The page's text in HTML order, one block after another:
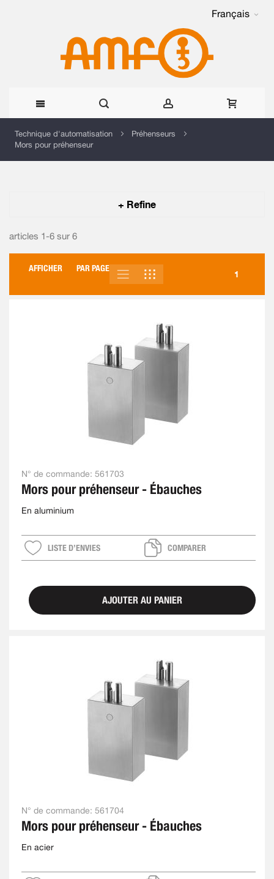
Français
Allez
Technique d'automatisation
Préhenseurs
Mors pour préhenseur
+ Refine
articles 1-6 sur 6
AFFICHER PAR PAGE
1
AFFICHER
EN
LISTE
N° de commande: 561703
Mors pour préhenseur - Ébauches
En aluminium
LISTE D’ENVIES COMPARER
AJOUTER AU PANIER
N° de commande: 561704
Mors pour préhenseur - Ébauches
En acier